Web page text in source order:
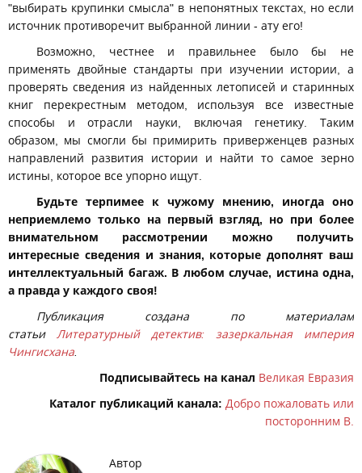
"выбирать крупинки смысла" в непонятных текстах, но если
источник противоречит выбранной линии - ату его!
Возможно, честнее и правильнее было бы не
применять двойные стандарты при изучении истории, а
проверять сведения из найденных летописей и старинных
книг перекрестным методом, используя все известные
способы и отрасли науки, включая генетику. Таким
образом, мы смогли бы примирить приверженцев разных
направлений развития истории и найти то самое зерно
истины, которое все упорно ищут.
Будьте терпимее к чужому мнению, иногда оно
неприемлемо только на первый взгляд, но при более
внимательном рассмотрении можно получить
интересные сведения и знания, которые дополнят ваш
интеллектуальный багаж. В любом случае, истина одна,
а правда у каждого своя!
Публикация создана по материалам
статьи
Литературный детектив: зазеркальная империя
Чингисхана
Подписывайтесь на канал Великая Евразия
Каталог публикаций канала: Добро пожаловать или
посторонним В.
Автор